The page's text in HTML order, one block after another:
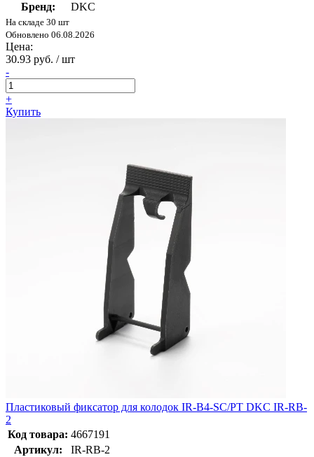
Бренд:
DKC
На складе 30 шт
Обновлено 06.08.2026
Цена:
30.93 руб. / шт
-
+
Купить
Пластиковый фиксатор для колодок IR-B4-SC/PT DKC IR-RB-
2
Код товара: 4667191
Артикул:
IR-RB-2